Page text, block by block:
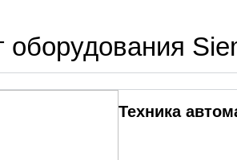
оборудования
Техника